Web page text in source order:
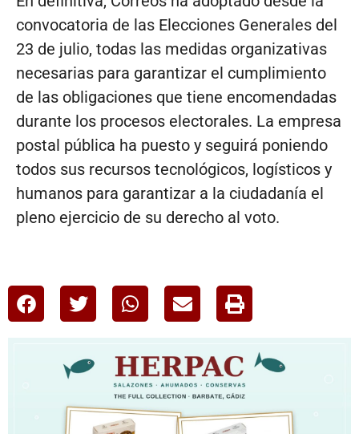
convocatoria de las Elecciones Generales del
23 de julio, todas las medidas organizativas
necesarias para garantizar el cumplimiento
de las obligaciones que tiene encomendadas
durante los procesos electorales. La empresa
postal pública ha puesto y seguirá poniendo
todos sus recursos tecnológicos, logísticos y
humanos para garantizar a la ciudadanía el
pleno ejercicio de su derecho al voto.